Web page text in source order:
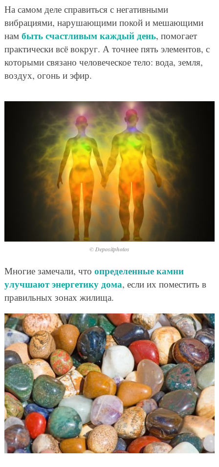
На самом деле справиться с негативными
вибрациями, нарушающими покой и мешающими
нам быть счастливым каждый день, помогает
практически всё вокруг. А точнее пять элементов, с
которыми связано человеческое тело: вода, земля,
воздух, огонь и эфир.
© Depositphotos
Многие замечали, что определенные камни
улучшают энергетику дома, если их поместить в
правильных зонах жилища.